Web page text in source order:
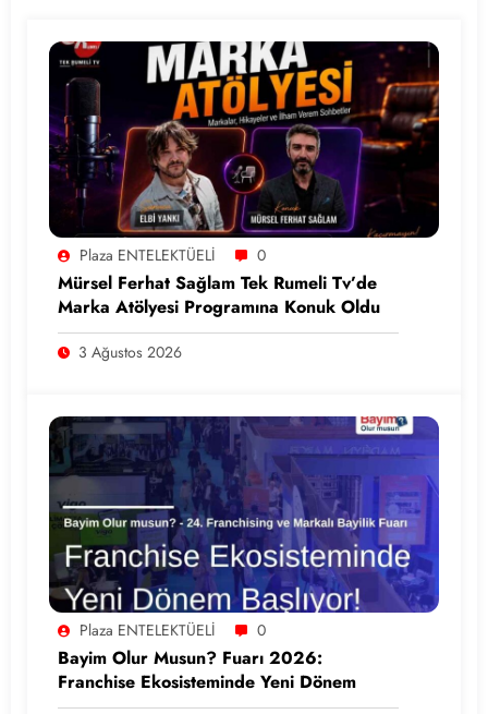
Plaza ENTELEKTÜELİ 0
Mürsel Ferhat Sağlam Tek Rumeli Tv’de
Marka Atölyesi Programına Konuk Oldu
3 Ağustos 2026
Plaza ENTELEKTÜELİ 0
Bayim Olur Musun? Fuarı 2026:
Franchise Ekosisteminde Yeni Dönem